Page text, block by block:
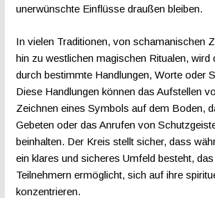
unerwünschte Einflüsse draußen bleiben.
In vielen Traditionen, von schamanischen
hin zu westlichen magischen Ritualen, wird
durch bestimmte Handlungen, Worte oder
Diese Handlungen können das Aufstellen
Zeichnen eines Symbols auf dem Boden,
Gebeten oder das Anrufen von
beinhalten. Der Kreis stellt sicher, dass
ein klares und sicheres Umfeld besteht,
Teilnehmern ermöglicht, sich auf ihre
konzentrieren.